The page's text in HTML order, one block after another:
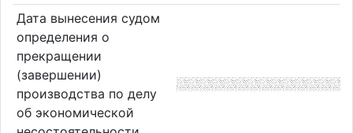
Дата вынесения судом
определения о
прекращении
(завершении)
производства по делу
об экономической